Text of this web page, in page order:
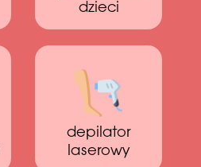
dzieci
depilator
laserowy